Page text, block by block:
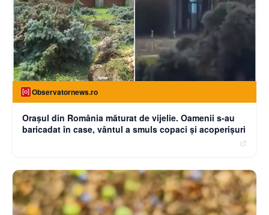
Observatornews.ro
Oraşul din România măturat de vijelie. Oamenii s-au
baricadat în case, vântul a smuls copaci şi acoperişuri